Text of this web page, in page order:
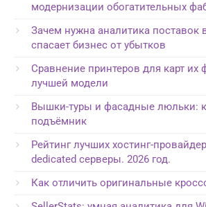
модернизации обогатительных
Зачем нужна аналитика поставок
спасает бизнес от убытков
Сравнение принтеров для карт
лучшей модели
Вышки-туры и фасадные люльки:
подъёмник
Рейтинг лучших хостинг-
dedicated серверы. 2026 год.
Как отличить оригинальные